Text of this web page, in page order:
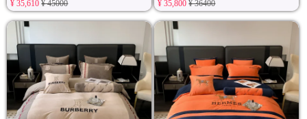
¥ 35,610¥ 45000 ¥ 35,800¥ 36400